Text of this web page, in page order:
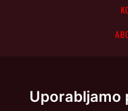
Uporabljamo